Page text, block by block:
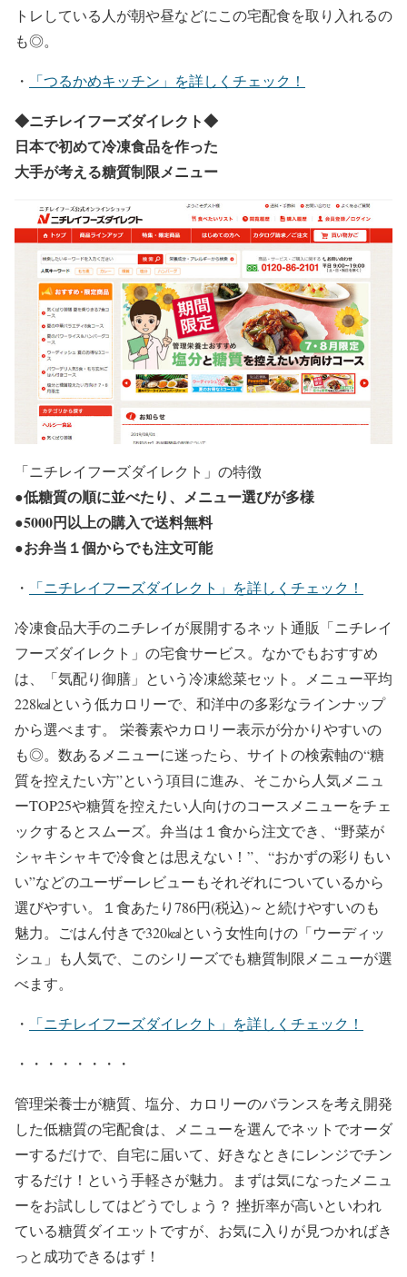
トレしている人が朝や昼などにこの宅配食を取り入れるの
も◎。
・ 「つるかめキッチン」を詳しくチェック！
◆ニチレイフーズダイレクト◆
日本で初めて冷凍食品を作った
大手が考える糖質制限メニュー
「ニチレイフーズダイレクト」の特徴
●低糖質の順に並べたり、メニュー選びが多様
●5000円以上の購入で送料無料
●お弁当１個からでも注文可能
・ 「ニチレイフーズダイレクト」を詳しくチェック！
冷凍食品大手のニチレイが展開するネット通販「ニチレイ
フーズダイレクト」の宅食サービス。なかでもおすすめ
は、「気配り御膳」という冷凍総菜セット。メニュー平均
228㎉という低カロリーで、和洋中の多彩なラインナップ
から選べます。 栄養素やカロリー表示が分かりやすいの
も◎。数あるメニューに迷ったら、サイトの検索軸の“糖
質を控えたい方”という項目に進み、そこから人気メニュ
ーTOP25や糖質を控えたい人向けのコースメニューをチェ
ックするとスムーズ。弁当は１食から注文でき、“野菜が
シャキシャキで冷食とは思えない！”、“おかずの彩りもい
い”などのユーザーレビューもそれぞれについているから
選びやすい。１食あたり786円(税込)～と続けやすいのも
魅力。ごはん付きで320㎉という女性向けの「ウーディッ
シュ」も人気で、このシリーズでも糖質制限メニューが選
べます。
・ 「ニチレイフーズダイレクト」を詳しくチェック！
・・・・・・・・
管理栄養士が糖質、塩分、カロリーのバランスを考え開発
した低糖質の宅配食は、メニューを選んでネットでオーダ
ーするだけで、自宅に届いて、好きなときにレンジでチン
するだけ！という手軽さが魅力。まずは気になったメニュ
ーをお試ししてはどうでしょう？ 挫折率が高いといわれ
ている糖質ダイエットですが、お気に入りが見つかればき
っと成功できるはず！